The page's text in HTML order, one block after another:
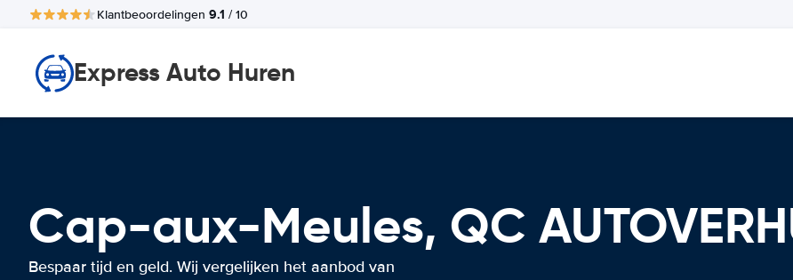
Klantbeoordelingen 9.1 / 10
Express Auto Huren
Cap-aux-Meules, QC
Bespaar tijd en geld. Wij vergelijken het aanbod van